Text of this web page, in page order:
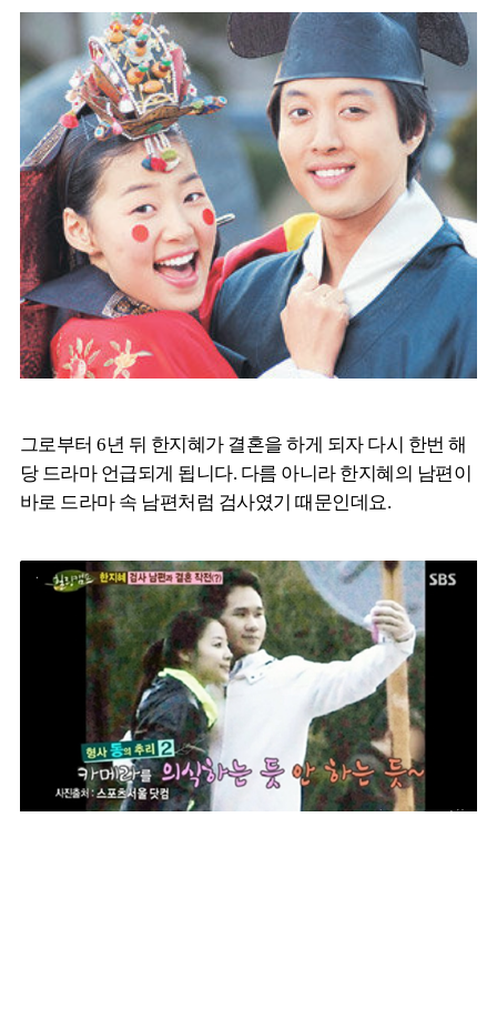
그로부터 6년 뒤 한지혜가 결혼을 하게 되자 다시 한번 해
당 드라마 언급되게 됩니다. 다름 아니라 한지혜의 남편이
바로 드라마 속 남편처럼 검사였기 때문인데요.